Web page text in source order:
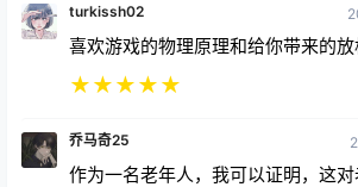
turkissh02
喜欢游戏的物理原理和给你带来的
★★★★★
乔马奇25
作为一名老年人，我可以证明，这